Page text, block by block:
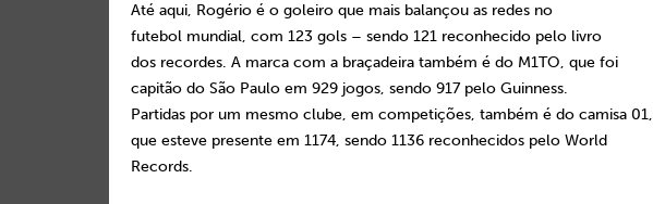
Até aqui, Rogério é o goleiro que mais balançou as redes no
futebol mundial, com 123 gols – sendo 121 reconhecido pelo livro
dos recordes. A marca com a braçadeira também é do M1TO, que foi
capitão do São Paulo em 929 jogos, sendo 917 pelo Guinness.
Partidas por um mesmo clube, em competições, também é do camisa 01,
que esteve presente em 1174, sendo 1136 reconhecidos pelo World
Records.